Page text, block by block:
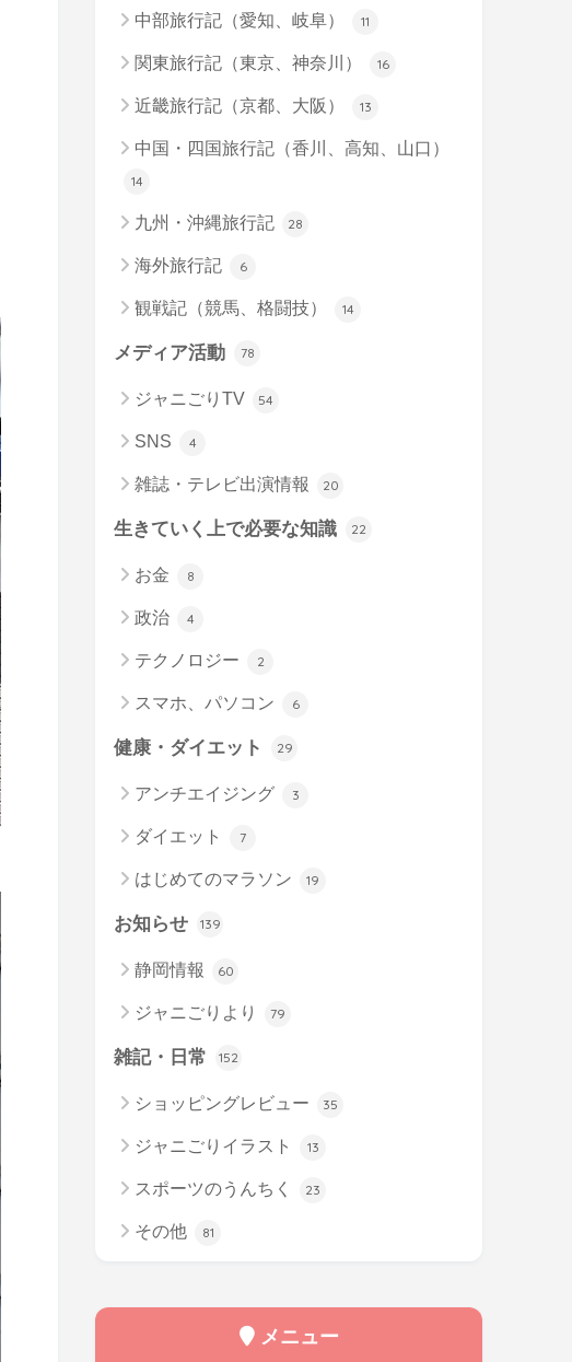
中部旅行記（愛知、岐阜） 11
関東旅行記（東京、神奈川） 16
近畿旅行記（京都、大阪） 13
中国・四国旅行記（香川、高知、山口）
14
九州・沖縄旅行記 28
海外旅行記 6
観戦記（競馬、格闘技） 14
メディア活動 78
ジャニごりTV 54
SNS 4
雑誌・テレビ出演情報 20
生きていく上で必要な知識 22
お金 8
政治 4
テクノロジー 2
スマホ、パソコン 6
健康・ダイエット 29
アンチエイジング 3
ダイエット 7
はじめてのマラソン 19
お知らせ 139
静岡情報 60
ジャニごりより 79
雑記・日常 152
ショッピングレビュー 35
ジャニごりイラスト 13
スポーツのうんちく 23
その他 81
メニュー